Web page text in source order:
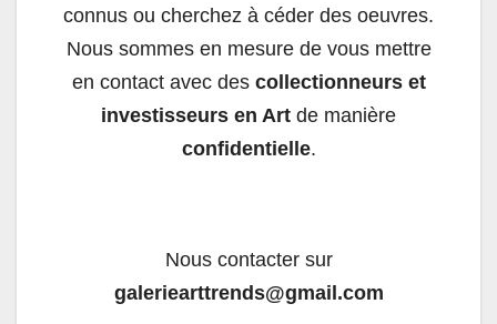
connus ou cherchez à céder des oeuvres.
Nous sommes en mesure de vous mettre
en contact avec des collectionneurs et
investisseurs en Art de manière
confidentielle.
Nous contacter sur
galeriearttrends@gmail.com